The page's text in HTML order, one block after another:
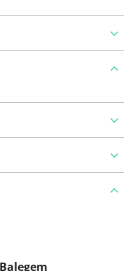
sur cet itinéraire ?